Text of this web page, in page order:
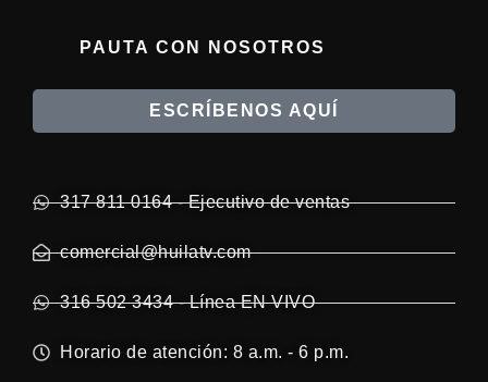
PAUTA CON NOSOTROS
ESCRÍBENOS AQUÍ
317 811 0164 - Ejecutivo de ventas
comercial@huilatv.com
316 502 3434 - Línea EN VIVO
Horario de atención: 8 a.m. - 6 p.m.